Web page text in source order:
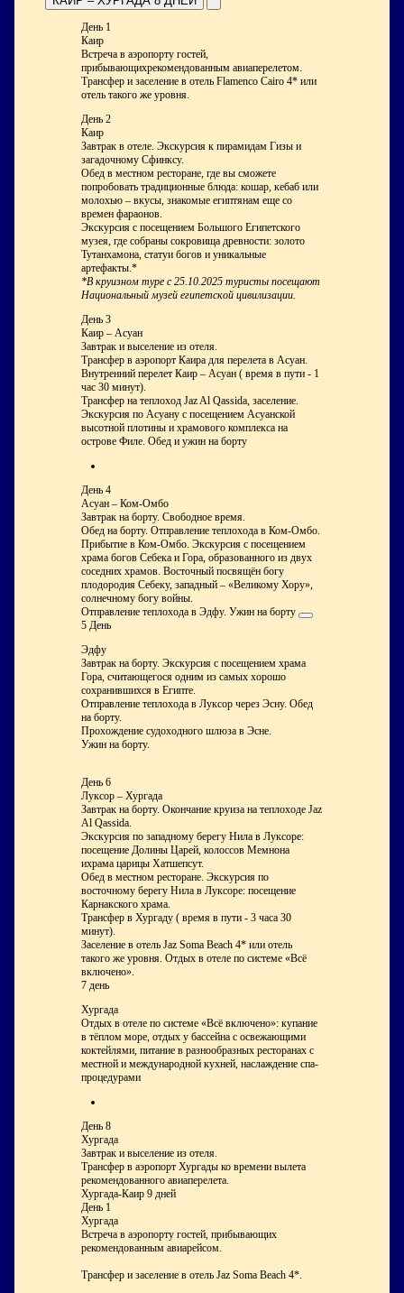
День 1
Каир
Встреча в аэропорту гостей,
прибывающихрекомендованным авиаперелетом.
Трансфер и заселение в отель Flamenco Cairo 4* или
отель такого же уровня.
День 2
Каир
Завтрак в отеле. Экскурсия к пирамидам Гизы и
загадочному Сфинксу.
Обед в местном ресторане, где вы сможете
попробовать традиционные блюда: кошар, кебаб или
молохью – вкусы, знакомые египтянам еще со
времен фараонов.
Экскурсия с посещением Большого Египетского
музея, где собраны сокровища древности: золото
Тутанхамона, статуи богов и уникальные
артефакты.*
*В круизном туре с 25.10.2025 туристы посещают
Национальный музей египетской цивилизации.
День 3
Каир – Асуан
Завтрак и выселение из отеля.
Трансфер в аэропорт Каира для перелета в Асуан.
Внутренний перелет Каир – Асуан ( время в пути - 1
час 30 минут).
Трансфер на теплоход Jaz Al Qassida, заселение.
Экскурсия по Асуану с посещением Асуанской
высотной плотины и храмового комплекса на
острове Филе. Обед и ужин на борту
День 4
Асуан – Ком-Омбо
Завтрак на борту. Свободное время.
Обед на борту. Отправление теплохода в Ком-Омбо.
Прибытие в Ком-Омбо. Экскурсия с посещением
храма богов Себека и Гора, образованного из двух
соседних храмов. Восточный посвящён богу
плодородия Себеку, западный – «Великому Хору»,
солнечному богу войны.
Отправление теплохода в Эдфу. Ужин на борту
5 День
Эдфу
Завтрак на борту. Экскурсия с посещением храма
Гора, считающегося одним из самых хорошо
сохранившихся в Египте.
Отправление теплохода в Луксор через Эсну. Обед
на борту.
Прохождение судоходного шлюза в Эсне.
Ужин на борту.
День 6
Луксор – Хургада
Завтрак на борту. Окончание круиза на теплоходе Jaz
Al Qassida.
Экскурсия по западному берегу Нила в Луксоре:
посещение Долины Царей, колоссов Мемнона
ихрама царицы Хатшепсут.
Обед в местном ресторане. Экскурсия по
восточному берегу Нила в Луксоре: посещение
Карнакского храма.
Трансфер в Хургаду ( время в пути - 3 часа 30
минут).
Заселение в отель Jaz Soma Beach 4* или отель
такого же уровня. Отдых в отеле по системе «Всё
включено».
7 день
Хургада
Отдых в отеле по системе «Всё включено»: купание
в тёплом море, отдых у бассейна с освежающими
коктейлями, питание в разнообразных ресторанах с
местной и международной кухней, наслаждение спа-
процедурами
День 8
Хургада
Завтрак и выселение из отеля.
Трансфер в аэропорт Хургады ко времени вылета
рекомендованного авиаперелета.
Хургада-Каир 9 дней
День 1
Хургада
Встреча в аэропорту гостей, прибывающих
рекомендованным авиарейсом.
Трансфер и заселение в отель Jaz Soma Beach 4*.